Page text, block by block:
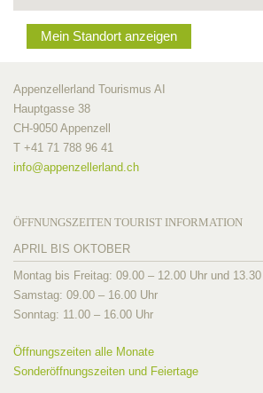
Mein Standort anzeigen
Appenzellerland Tourismus AI
Hauptgasse 38
CH-9050 Appenzell
T +41 71 788 96 41
info@appenzellerland.ch
ÖFFNUNGSZEITEN TOURIST INFORMATION
APRIL BIS OKTOBER
Montag bis Freitag: 09.00 – 12.00 Uhr und
Samstag: 09.00 – 16.00 Uhr
Sonntag: 11.00 – 16.00 Uhr
Öffnungszeiten alle Monate
Sonderöffnungszeiten und Feiertage